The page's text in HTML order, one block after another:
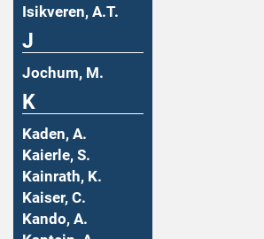
Isikveren, A.T.
J
Jochum, M.
K
Kaden, A.
Kaierle, S.
Kainrath, K.
Kaiser, C.
Kando, A.